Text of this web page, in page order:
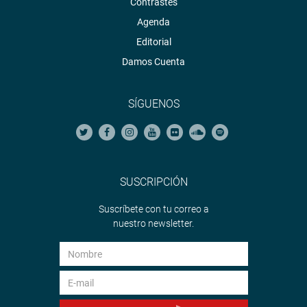
Territorial” en la sala 4 del edificio Víctor Raúl Haya de la
Torre. A las 4 de la tarde habrá sesión de Consejo
Directivo en la sala Grau del Palacio Legislativo.
Finalmente, sesiona la Comisión de Trabajo y Seguridad
que propone modificar la Ley 26772, modificada por la
de garantizar la igualdad de trato remunerativo entre
PRENSA – CONGRESO
Puede encontrar más información en nuestra página web
http://www.congreso.gob.pe/
Facebook:
https://www.facebook.com/congresodelarepublicadelperu?
Agenda
Editorial
Damos Cuenta
SÍGUENOS
SUSCRIPCIÓN
Suscríbete con tu correo a
nuestro newsletter.